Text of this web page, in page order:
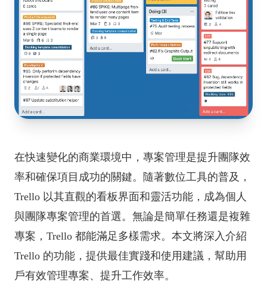
在快速變化的商業環境中，專案管理是提升團隊效
率和確保項目成功的關鍵。隨著數位工具的普及，
Trello 以其直觀的看板界面和靈活功能，成為個人
與團隊專案管理的首選。無論是簡單任務還是複雜
專案，Trello 都能滿足多樣需求。本文將深入介紹
Trello 的功能，提供最佳實踐和使用建議，幫助用
戶有效管理專案、提升工作效率。